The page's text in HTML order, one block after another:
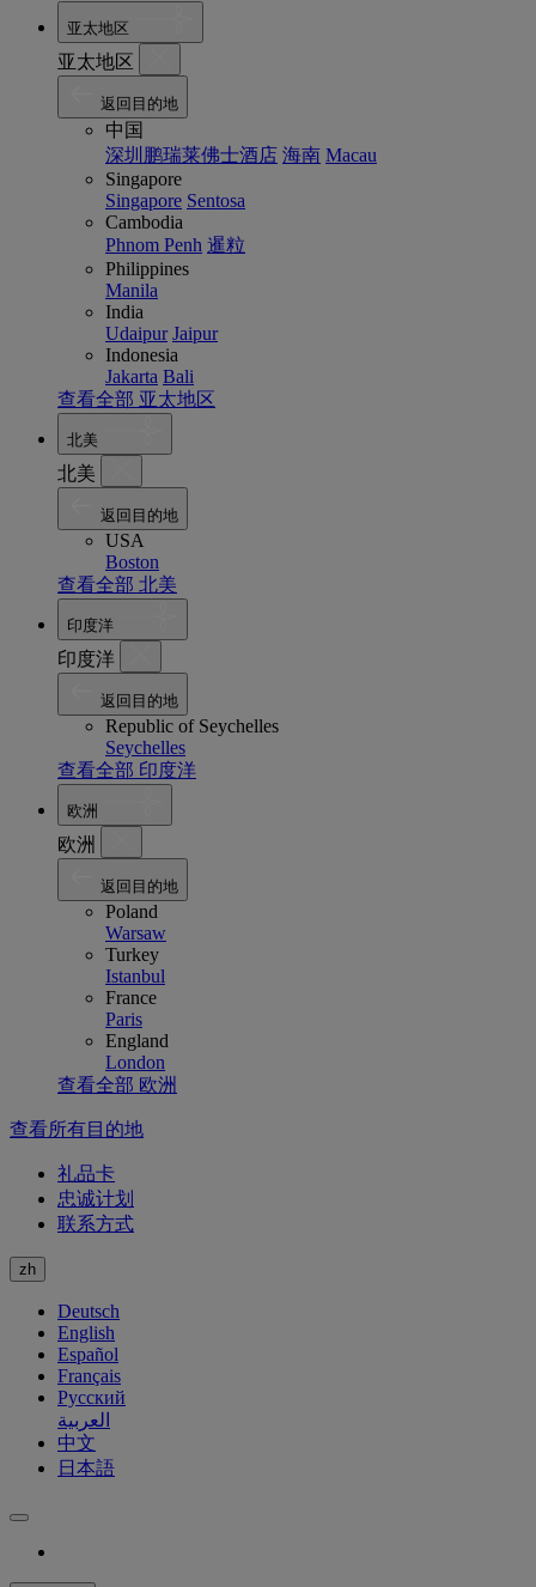
亚太地区
亚太地区
返回目的地
中国
深圳鹏瑞莱佛士酒店 海南 Macau
Singapore
Singapore Sentosa
Cambodia
Phnom Penh 暹粒
Philippines
Manila
India
Udaipur Jaipur
Indonesia
Jakarta Bali
查看全部 亚太地区
北美
北美
返回目的地
USA
Boston
查看全部 北美
印度洋
印度洋
返回目的地
Republic of Seychelles
Seychelles
查看全部 印度洋
欧洲
欧洲
返回目的地
Poland
Warsaw
Turkey
Istanbul
France
Paris
England
London
查看全部 欧洲
查看所有目的地
礼品卡
忠诚计划
联系方式
zh
Deutsch
English
Español
Français
Русский
العربية
中文
日本語